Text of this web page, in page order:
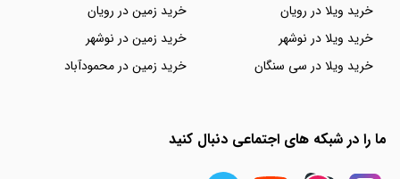
خرید ویلا در رویان
خرید ویلا در نوشهر
خرید ویلا در سی سنگان
خرید زمین در رویان
خرید زمین در نوشهر
خرید زمین در محمودآباد
ما را در شبکه های اجتماعی دنبال کنید